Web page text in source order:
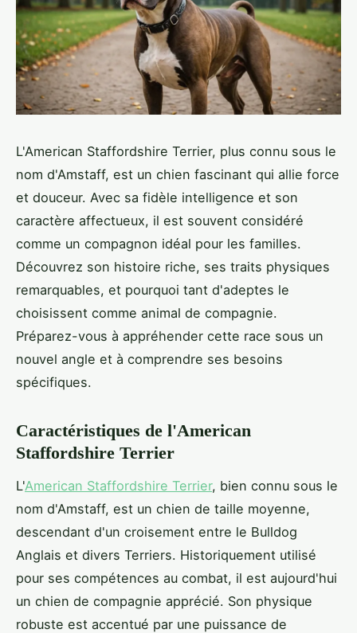
L'American Staffordshire Terrier, plus connu sous le
nom d'Amstaff, est un chien fascinant qui allie force
et douceur. Avec sa fidèle intelligence et son
caractère affectueux, il est souvent considéré
comme un compagnon idéal pour les familles.
Découvrez son histoire riche, ses traits physiques
remarquables, et pourquoi tant d'adeptes le
choisissent comme animal de compagnie.
Préparez-vous à appréhender cette race sous un
nouvel angle et à comprendre ses besoins
spécifiques.
Caractéristiques de l'American
Staffordshire Terrier
L'American Staffordshire Terrier, bien connu sous le
nom d'Amstaff, est un chien de taille moyenne,
descendant d'un croisement entre le Bulldog
Anglais et divers Terriers. Historiquement utilisé
pour ses compétences au combat, il est aujourd'hui
un chien de compagnie apprécié. Son physique
robuste est accentué par une puissance de